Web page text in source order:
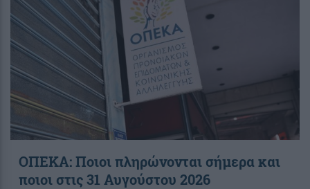
ΟΠΕΚΑ: Ποιοι πληρώνονται σήμερα και
ποιοι στις 31 Αυγούστου 2026